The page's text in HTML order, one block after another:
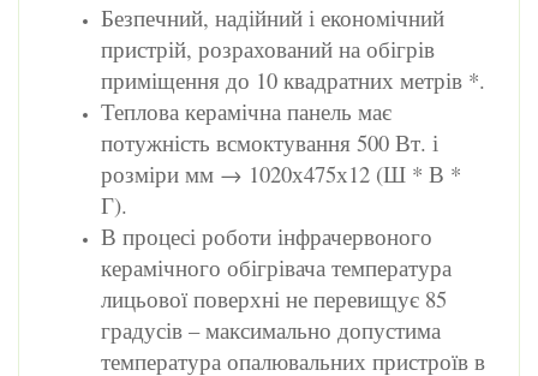
Безпечний, надійний і економічний
пристрій, розрахований на обігрів
приміщення до 10 квадратних метрів *.
Теплова керамічна панель має
потужність всмоктування 500 Вт. і
розміри мм → 1020х475х12 (Ш * В *
Г).
В процесі роботи інфрачервоного
керамічного обігрівача температура
лицьової поверхні не перевищує 85
градусів – максимально допустима
температура опалювальних пристроїв в